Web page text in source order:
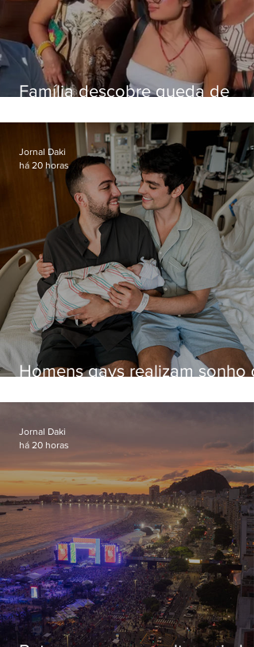
Família descobre queda de
enquanto aguardava segundo
voo
Homens gays realizam sonho
paternidade
Jornal Daki
há 20 horas
Jornal Daki
há 20 horas